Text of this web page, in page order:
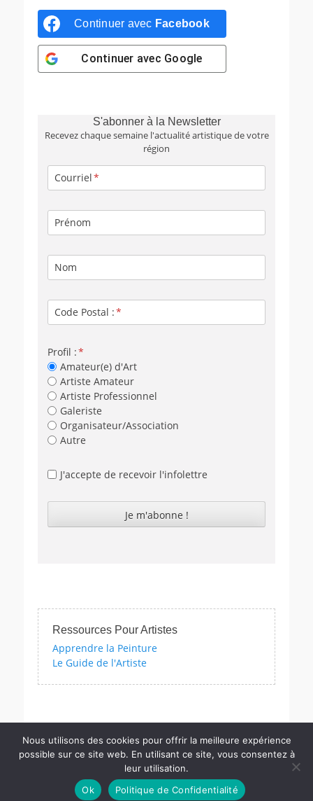
Continuer avec Facebook
Continuer avec Google
S'abonner à la Newsletter
Recevez chaque semaine l'actualité artistique de votre
région
Courriel
Prénom
Nom
Code Postal :
Profil :
Amateur(e) d'Art
Artiste Amateur
Artiste Professionnel
Galeriste
Organisateur/Association
Autre
J'accepte de recevoir l'infolettre
Ressources Pour Artistes
Apprendre la Peinture
Le Guide de l'Artiste
nos quizzes sur l'impressionnisme, les femmes artistes et bien
Copyright © PMActu.Art. Tous Les Droits Sont Réservés | Catch
Responsive Pro par
Catch Themes
Nous utilisons des cookies pour offrir la meilleure expérience
possible sur ce site web. En utilisant ce site, vous consentez à
leur utilisation.
Ok
Politique de Confidentialité